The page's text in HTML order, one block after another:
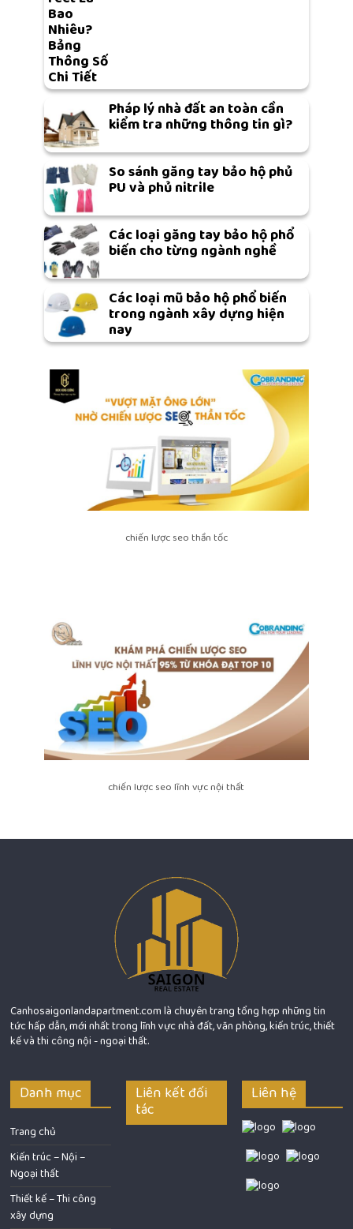
Bao
Nhiêu?
Bảng
Thông Số
Chi Tiết
Pháp lý nhà đất an toàn cần
kiểm tra những thông tin gì?
So sánh găng tay bảo hộ phủ
PU và phủ nitrile
Các loại găng tay bảo hộ phổ
biến cho từng ngành nghề
Các loại mũ bảo hộ phổ biến
trong ngành xây dựng hiện
nay
chiến lược seo thần tốc
chiến lược seo lĩnh vực nội thất
Canhosaigonlandapartment.com là chuyên trang tổng hợp những tin
tức hấp dẫn, mới nhất trong lĩnh vực nhà đất, văn phòng, kiến trúc, thiết
kế và thi công nội - ngoại thất.
Danh mục
Trang chủ
Kiến trúc – Nội –
Ngoại thất
Thiết kế – Thi công
xây dựng
Liên kết đối
tác
Liên hệ